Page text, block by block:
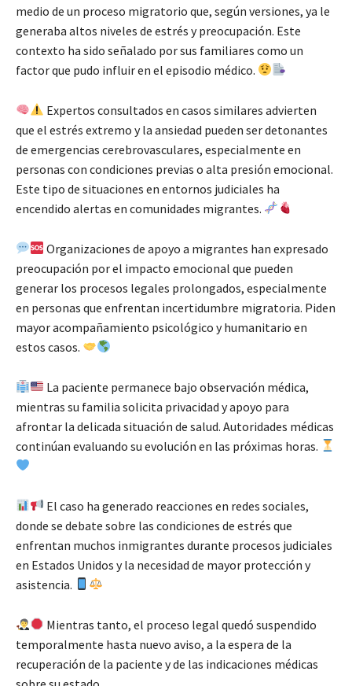
medio de un proceso migratorio que, según versiones, ya le
generaba altos niveles de estrés y preocupación. Este
contexto ha sido señalado por sus familiares como un
factor que pudo influir en el episodio médico.
Expertos consultados en casos similares advierten
que el estrés extremo y la ansiedad pueden ser detonantes
de emergencias cerebrovasculares, especialmente en
personas con condiciones previas o alta presión emocional.
Este tipo de situaciones en entornos judiciales ha
encendido alertas en comunidades migrantes.
Organizaciones de apoyo a migrantes han expresado
preocupación por el impacto emocional que pueden
generar los procesos legales prolongados, especialmente
en personas que enfrentan incertidumbre migratoria. Piden
mayor acompañamiento psicológico y humanitario en
estos casos.
La paciente permanece bajo observación médica,
mientras su familia solicita privacidad y apoyo para
afrontar la delicada situación de salud. Autoridades médicas
continúan evaluando su evolución en las próximas horas.
El caso ha generado reacciones en redes sociales,
donde se debate sobre las condiciones de estrés que
enfrentan muchos inmigrantes durante procesos judiciales
en Estados Unidos y la necesidad de mayor protección y
asistencia.
Mientras tanto, el proceso legal quedó suspendido
temporalmente hasta nuevo aviso, a la espera de la
recuperación de la paciente y de las indicaciones médicas